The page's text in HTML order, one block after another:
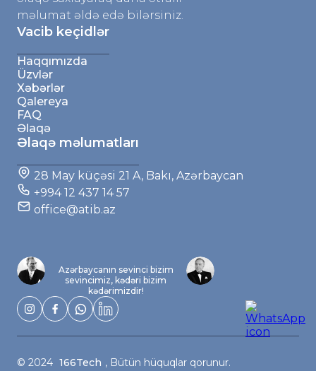
məlumat əldə edə bilərsiniz.
Vacib keçidlər
Haqqımızda
Üzvlər
Xəbərlər
Qalereya
FAQ
Əlaqə
Əlaqə məlumatları
28 May küçəsi 21 A, Bakı, Azərbaycan
+994 12 437 14 57
office@atib.az
Azərbaycanın sevinci bizim
sevincimiz, kədəri bizim
kədərimizdir!
© 2024 166Tech , Bütün hüquqlar qorunur.